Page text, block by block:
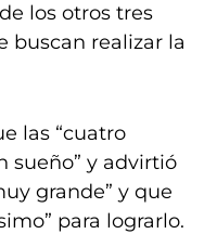
los otros tres
buscan realizar la
las “cuatro
sueño” y advirtió
grande” y que
para lograrlo.